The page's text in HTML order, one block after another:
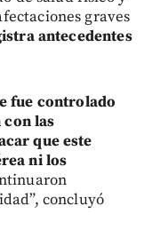
graves
antecedentes
fue controlado
las
que este
ni los
concluyó